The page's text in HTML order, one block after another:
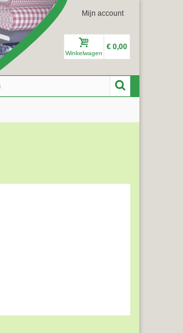
Mijn account
Winkelwagen
€ 0,00